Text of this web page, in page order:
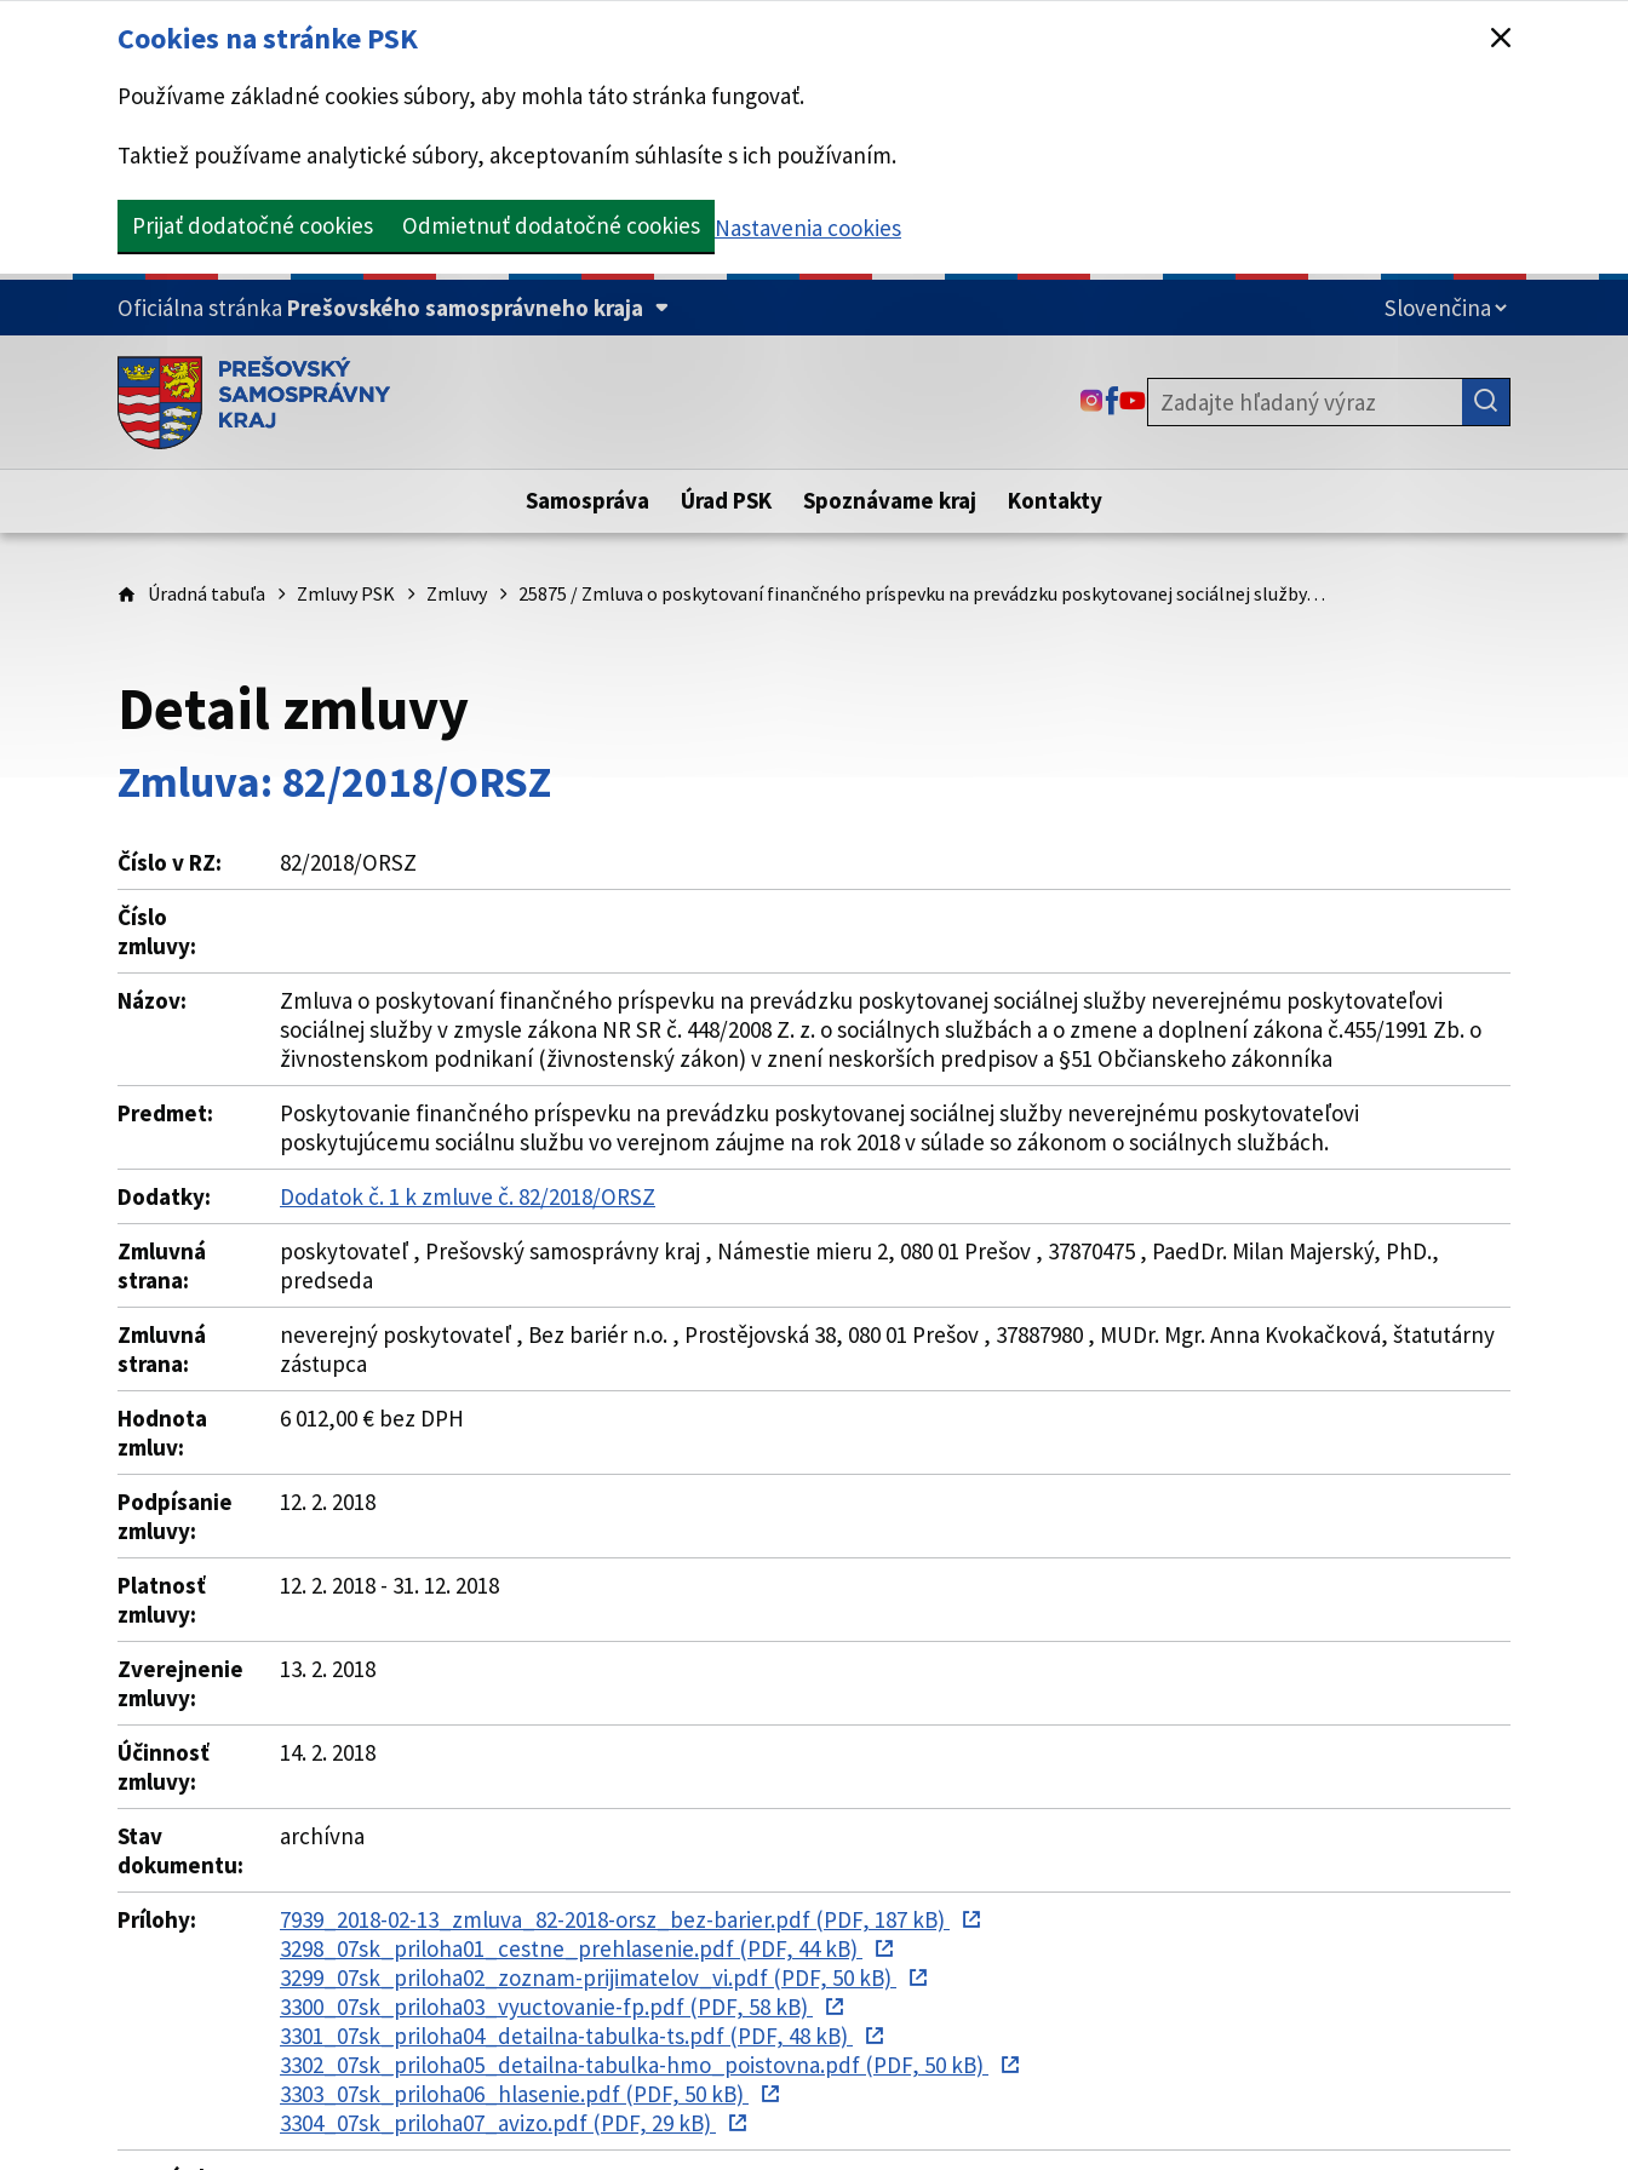
Cookies na stránke PSK
Používame základné cookies súbory, aby mohla táto stránka fungovať.
Taktiež používame analytické súbory, akceptovaním súhlasíte s ich používaním.
Prijať dodatočné cookies Odmietnuť dodatočné cookies Nastavenia cookies
PRESKOČIŤ NA HLAVNÝ OBSAH
Oficiálna stránka Prešovského samosprávneho kraja
Doména psk.sk je oficiálna
Toto je oficiálna webová stránka Prešovského samosprávneho kraja.
Táto stránka je zabezpečená
zabezpečenú webovú stránku. Zabezpečená stránka vždy začína
https:// pred názvom domény webového sídla.
ODKAZ SA OTVORÍ NA NOVEJ KARTE
ODKAZ SA OTVORÍ NA NOVEJ KARTE
ODKAZ SA OTVORÍ NA NOVEJ KARTE
Samospráva Úrad PSK Spoznávame kraj Kontakty
Úradná tabuľa Zmluvy PSK Zmluvy 25875 / Zmluva o poskytovaní finančného príspevku na prevádzku poskytovanej sociálnej služby…
Detail zmluvy
Zmluva: 82/2018/ORSZ
Číslo v RZ:
82/2018/ORSZ
Číslo
zmluvy:
Názov:
Zmluva o poskytovaní finančného príspevku na prevádzku poskytovanej sociálnej služby neverejnému poskytovateľovi
sociálnej služby v zmysle zákona NR SR č. 448/2008 Z. z. o sociálnych službách a o zmene a doplnení zákona č.455/1991 Zb. o
živnostenskom podnikaní (živnostenský zákon) v znení neskorších predpisov a §51 Občianskeho zákonníka
Predmet:
Poskytovanie finančného príspevku na prevádzku poskytovanej sociálnej služby neverejnému poskytovateľovi
poskytujúcemu sociálnu službu vo verejnom záujme na rok 2018 v súlade so zákonom o sociálnych službách.
Dodatky:
Dodatok č. 1 k zmluve č. 82/2018/ORSZ
Zmluvná
strana:
poskytovateľ , Prešovský samosprávny kraj , Námestie mieru 2, 080 01 Prešov , 37870475 , PaedDr. Milan Majerský, PhD.,
predseda
Zmluvná
strana:
neverejný poskytovateľ , Bez bariér n.o. , Prostějovská 38, 080 01 Prešov , 37887980 , MUDr. Mgr. Anna Kvokačková, štatutárny
zástupca
Hodnota
zmluv:
6 012,00 € bez DPH
Podpísanie
zmluvy:
12. 2. 2018
Platnosť
zmluvy:
12. 2. 2018 - 31. 12. 2018
Zverejnenie
zmluvy:
13. 2. 2018
Účinnosť
zmluvy:
14. 2. 2018
Stav
dokumentu:
archívna
Prílohy:
7939_2018-02-13_zmluva_82-2018-orsz_bez-barier.pdf (PDF, 187 kB)
3298_07sk_priloha01_cestne_prehlasenie.pdf (PDF, 44 kB)
3299_07sk_priloha02_zoznam-prijimatelov_vi.pdf (PDF, 50 kB)
3300_07sk_priloha03_vyuctovanie-fp.pdf (PDF, 58 kB)
3301_07sk_priloha04_detailna-tabulka-ts.pdf (PDF, 48 kB)
3302_07sk_priloha05_detailna-tabulka-hmo_poistovna.pdf (PDF, 50 kB)
3303_07sk_priloha06_hlasenie.pdf (PDF, 50 kB)
3304_07sk_priloha07_avizo.pdf (PDF, 29 kB)